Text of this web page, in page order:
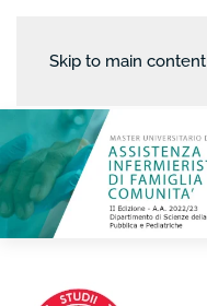
Skip to main content